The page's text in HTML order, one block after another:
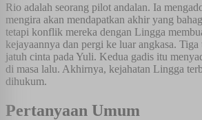
Rio adalah seorang pilot andalan. Ia
mengira akan mendapatkan akhir yang
tetapi konflik mereka dengan Lingga
kejayaannya dan pergi ke luar angkasa.
jatuh cinta pada Yuli. Kedua gadis itu
di masa lalu. Akhirnya, kejahatan Lingga
dihukum.
Pertanyaan Umum